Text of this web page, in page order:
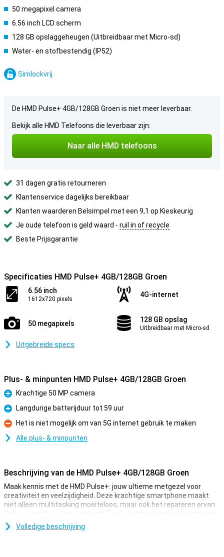
50 megapixel camera
6.56 inch LCD scherm
128 GB opslaggeheugen (Uitbreidbaar met Micro-sd)
Water- en stofbestendig (IP52)
Simlockvrij
De HMD Pulse+ 4GB/128GB Groen is niet meer leverbaar.
Bekijk alle HMD Telefoons die leverbaar zijn:
Naar alle HMD telefoons
31 dagen gratis retourneren
Klantenservice dagelijks bereikbaar
Klanten waarderen Belsimpel met een 9,1 op Kieskeurig
Je oude telefoon is geld waard - ruil in of recycle
Beste Prijsgarantie
Specificaties HMD Pulse+ 4GB/128GB Groen
6.56 inch
1612x720 pixels
4G-internet
50 megapixels 128 GB opslag
Uitbreidbaar met Micro-sd
Uitgebreide specs
Plus- & minpunten HMD Pulse+ 4GB/128GB Groen
Pluspunt
Krachtige 50 MP camera
Pluspunt
Langdurige batterijduur tot 59 uur
Minpunt
Het is niet mogelijk om van 5G internet gebruik te maken
Alle plus- & minpunten
Beschrijving van de HMD Pulse+ 4GB/128GB Groen
Maak kennis met de HMD Pulse+: jouw ultieme metgezel voor
creativiteit en veelzijdigheid. Deze krachtige smartphone maakt
niet alleen multitasking moeiteloos, maar ook het repareren ervan
thuis is een fluitje van een cent. En als het gaat om het kiezen van
de beste foto's om te delen, zet de 50 MP camera zelfs je casual
kiekjes in de schijnwerpers. Met een enorme batterijduur staat
Volledige beschrijving